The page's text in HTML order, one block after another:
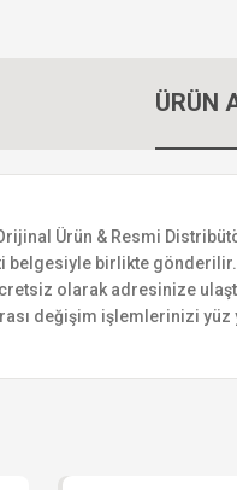
ÜRÜN
Orijinal Ürün & Resmi
belgesiyle birlikte
olarak adresinize
değişim işlemlerinizi